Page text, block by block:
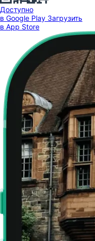
Доступно
в Google Play Загрузить
в App Store